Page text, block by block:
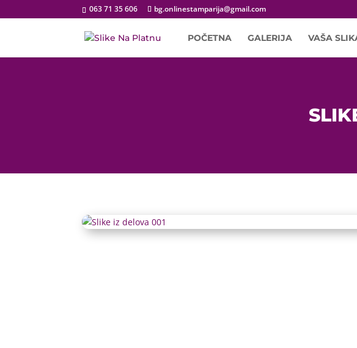
063 71 35 606 bg.onlinestamparija@gmail.com
POČETNA GALERIJA VAŠA